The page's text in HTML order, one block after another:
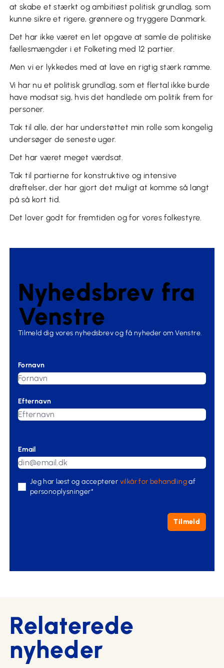
at skabe et stærkt og ambitiøst politisk grundlag, som
kunne sikre et rigere, grønnere og tryggere Danmark.
Det har ikke været en let opgave at samle de politiske
fællesmængder i et Folketing med 12 partier.
Men vi er lykkedes med at lave en rigtig stærk ramme.
Vi har nu et politisk grundlag, som et flertal ikke burde
have modsat sig, hvis det handlede om politik frem for
personer.
Tak til alle, der har understøttet min rolle som kongelig
undersøger de seneste uger.
Det har været meget værdsat.
Tak til partierne for konstruktive og intensive
drøftelser, der har gjort det muligt at komme så langt
på så kort tid.
Det lover godt for fremtiden og for vores folkestyre.
Nyhedsbrev fra
Venstre
Tilmeld dig vores nyhedsbrev og få nyheder om Venstre.
Fornavn
Efternavn
Email
Jeg har læst og accepterer vilkår for behandlingaf
personoplysninger*
Tilmeld
Relaterede
nyheder